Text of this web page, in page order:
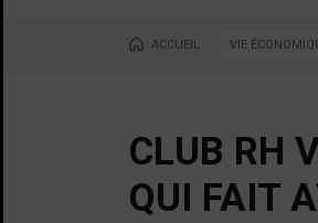
Vous êtes ici :
ACCUEIL VIE
CLUB RH
QUI FAIT